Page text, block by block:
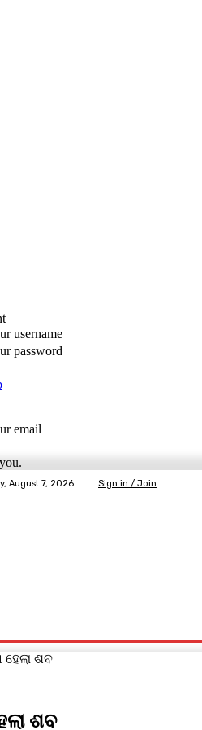
username
password
email
August 7, 2026 Sign in / Join
ହେଲା ଶବ
ଶବ